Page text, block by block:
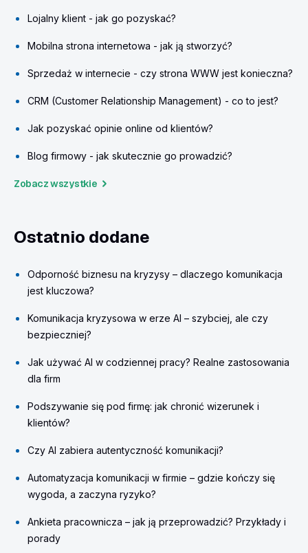
Lojalny klient - jak go pozyskać?
Mobilna strona internetowa - jak ją stworzyć?
Sprzedaż w internecie - czy strona WWW jest konieczna?
CRM (Customer Relationship Management) - co to jest?
Jak pozyskać opinie online od klientów?
Blog firmowy - jak skutecznie go prowadzić?
Zobacz wszystkie
Ostatnio dodane
Odporność biznesu na kryzysy – dlaczego komunikacja
jest kluczowa?
Komunikacja kryzysowa w erze AI – szybciej, ale czy
bezpieczniej?
Jak używać AI w codziennej pracy? Realne zastosowania
dla firm
Podszywanie się pod firmę: jak chronić wizerunek i
klientów?
Czy AI zabiera autentyczność komunikacji?
Automatyzacja komunikacji w firmie – gdzie kończy się
wygoda, a zaczyna ryzyko?
Ankieta pracownicza – jak ją przeprowadzić? Przykłady i
porady